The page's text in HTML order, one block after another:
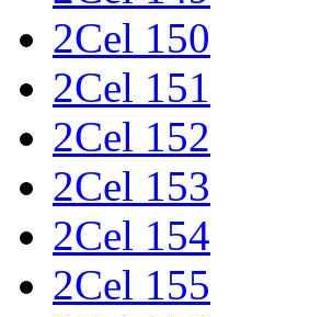
2Cel 150
2Cel 151
2Cel 152
2Cel 153
2Cel 154
2Cel 155